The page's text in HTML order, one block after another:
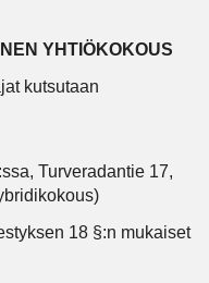
YHTIÖKOKOUS
kutsutaan
Turveradantie 17,
18 §:n mukaiset